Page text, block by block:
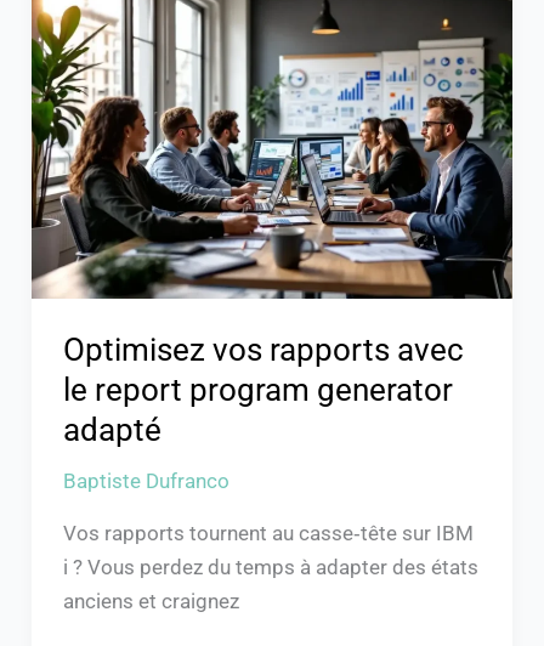
Optimisez vos rapports avec
le report program generator
adapté
Baptiste Dufranco
Vos rapports tournent au casse‑tête sur IBM
i ? Vous perdez du temps à adapter des états
anciens et craignez
vos
rapports
avec
le
report
program
generator
adapté